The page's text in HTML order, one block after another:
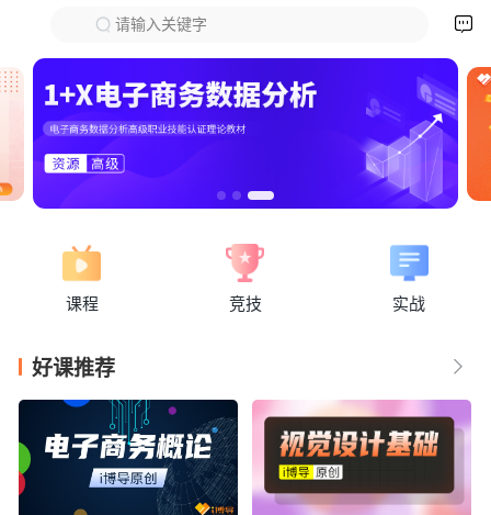
请输入关键字 
课程 竞技 实战
下拉刷新
好课推荐 